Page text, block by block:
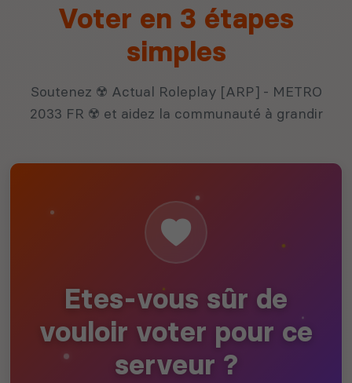
Voter en 3 étapes
simples
Soutenez ☢️ Actual Roleplay [ARP] - METRO
2033 FR ☢️ et aidez la communauté à grandir
Etes-vous sûr de
vouloir voter pour ce
serveur ?